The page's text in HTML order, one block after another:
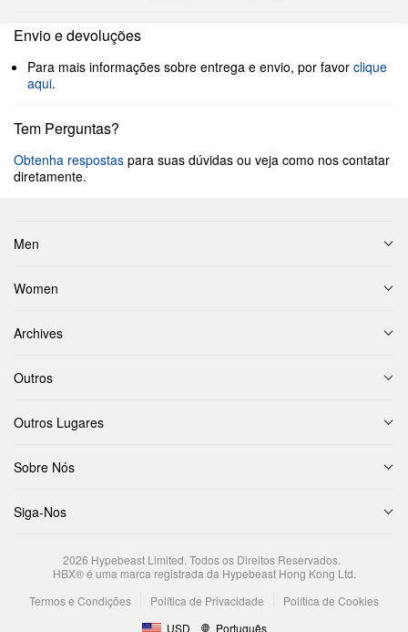
Envio e devoluções
Para mais informações sobre entrega e envio, por favor clique
aqui.
Tem Perguntas?
Obtenha respostas para suas dúvidas ou veja como nos contatar
diretamente.
Men
Women
Archives
Outros
Outros Lugares
Sobre Nós
Siga-Nos
2026 Hypebeast Limited. Todos os Direitos Reservados.
HBX® é uma marca registrada da Hypebeast Hong Kong Ltd.
Termos e Condições
Política de Privacidade
Política de Cookies
USD
Português